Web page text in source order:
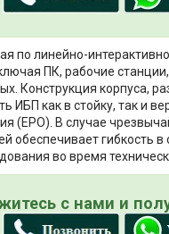
по линейно-
ПК, рабочие
Конструкция корпуса,
ИБП как в стойку, так и
(EPO). В случае
обеспечивает гибкость
во время
с нами и